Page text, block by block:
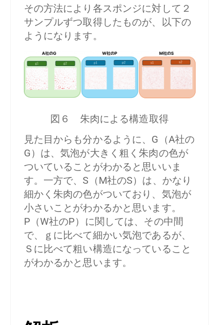
その方法により各スポンジに対して２
サンプルずつ取得したものが、以下の
ようになります。
図６ 朱肉による構造取得
見た目からも分かるように、G（A社の
G）は、気泡が大きく粗く朱肉の色が
ついていることがわかると思いいま
す。一方で、S（M社のS）は、かなり
細かく朱肉の色がついており、気泡が
小さいことがわかるかと思います。
P（W社のP）に関しては、その中間
で、ｇに比べて細かい気泡であるが、
Ｓに比べて粗い構造になっていること
がわかるかと思います。